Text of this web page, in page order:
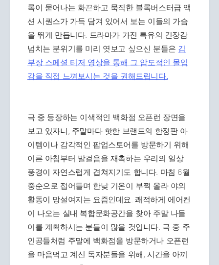
록이 묻어나는 화끈하고 묵직한 블록버스터급 액
션 시퀀스가 가득 담겨 있어서 보는 이들의 가슴
을 뛰게 만듭니다. 드라마가 가진 특유의 긴장감
넘치는 분위기를 미리 엿보고 싶으신 분들은 김
부장 스페셜 티저 영상을 통해 그 압도적인 몰입
감을 직접 느껴보시는 것을 권해드립니다.
극 중 등장하는 이색적인 백화점 오픈런 장면을
보고 있자니, 주말마다 핫한 브랜드의 한정판 아
이템이나 감각적인 팝업스토어를 방문하기 위해
이른 아침부터 발걸음을 재촉하는 우리의 일상
풍경이 자연스럽게 겹쳐지기도 합니다. 마침 6월
중순으로 접어들며 한낮 기온이 부쩍 올라 야외
활동이 망설여지는 요즘인데요. 쾌적하게 에어컨
이 나오는 실내 복합문화공간을 찾아 주말 나들
이를 계획하시는 분들이 많을 것입니다. 극 중 주
인공들처럼 주말에 백화점을 방문하거나 오픈런
을 마음먹고 계신 독자분들을 위해, 시간을 아끼